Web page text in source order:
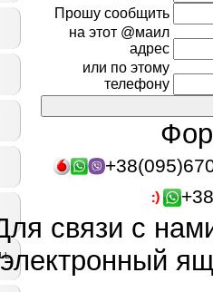
Прошу сообщить
на этот @маил
адрес
или по этому
телефону
связи с
электронный